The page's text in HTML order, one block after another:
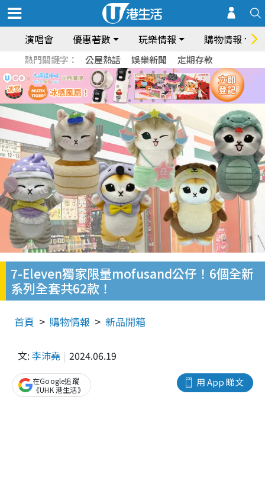
演唱會 優惠著數 玩樂情報 購物情報
熱門關鍵字： 公屋熱話 娛樂新聞 定期存款
7-Eleven獨家限量mofusand公仔！6個全新
系列全套共62款！
首頁 購物情報 新品開箱
文: 李沛堯 2024.06.19
用 App 睇文
在Google追蹤
《UHK 港生活》